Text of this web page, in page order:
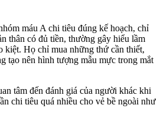
máu A chi tiêu đúng kế hoạch, chỉ
thân có đủ tiền, thường gây hiểu lầm
kiệt. Họ chỉ mua những thứ cần thiết,
tạo nên hình tượng mẫu mực trong mắt
tâm đến đánh giá của người khác khi
chi tiêu quá nhiều cho vẻ bề ngoài như